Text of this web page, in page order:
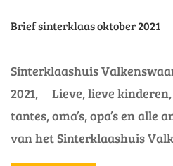
Brief sinterklaas oktober 2021
Sinterklaashuis
2021, Lieve, lieve kinderen,
tantes, oma’s, opa’s en alle
van het Sinterklaashuis